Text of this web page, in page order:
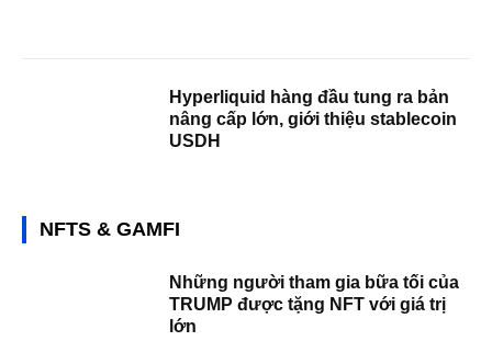
Hyperliquid hàng đầu tung ra bản
nâng cấp lớn, giới thiệu stablecoin
USDH
NFTS & GAMFI
Những người tham gia bữa tối của
TRUMP được tặng NFT với giá trị
lớn